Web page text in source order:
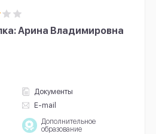
Арина Владимировна
Документы
E-mail
Дополнительное
образование